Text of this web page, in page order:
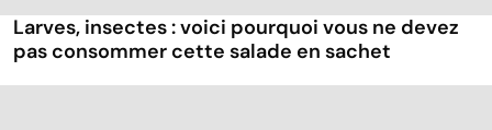
Larves, insectes : voici pourquoi vous ne devez
pas consommer cette salade en sachet